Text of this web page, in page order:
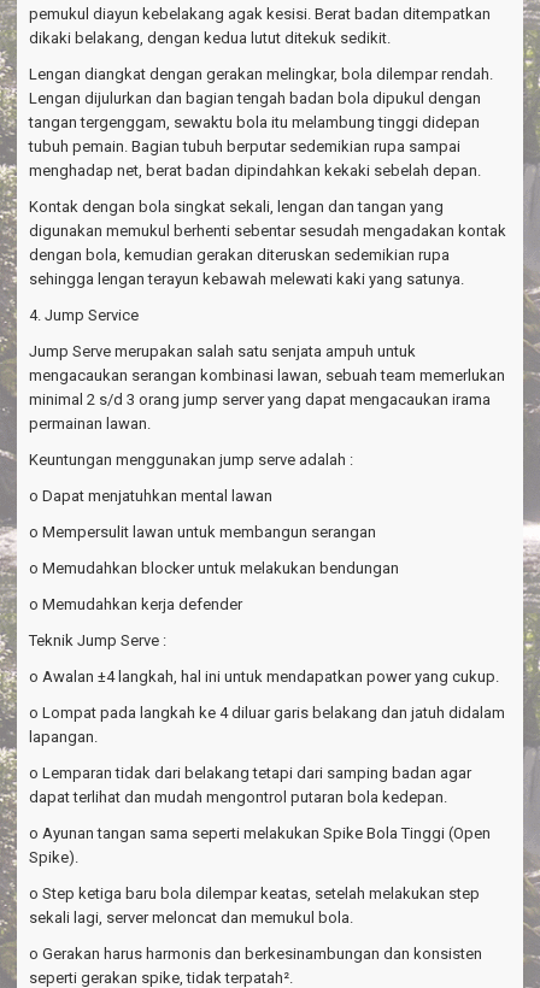
pemukul diayun kebelakang agak kesisi. Berat badan ditempatkan
dikaki belakang, dengan kedua lutut ditekuk sedikit.
Lengan diangkat dengan gerakan melingkar, bola dilempar rendah.
Lengan dijulurkan dan bagian tengah badan bola dipukul dengan
tangan tergenggam, sewaktu bola itu melambung tinggi didepan
tubuh pemain. Bagian tubuh berputar sedemikian rupa sampai
menghadap net, berat badan dipindahkan kekaki sebelah depan.
Kontak dengan bola singkat sekali, lengan dan tangan yang
digunakan memukul berhenti sebentar sesudah mengadakan kontak
dengan bola, kemudian gerakan diteruskan sedemikian rupa
sehingga lengan terayun kebawah melewati kaki yang satunya.
4. Jump Service
Jump Serve merupakan salah satu senjata ampuh untuk
mengacaukan serangan kombinasi lawan, sebuah team memerlukan
minimal 2 s/d 3 orang jump server yang dapat mengacaukan irama
permainan lawan.
Keuntungan menggunakan jump serve adalah :
o Dapat menjatuhkan mental lawan
o Mempersulit lawan untuk membangun serangan
o Memudahkan blocker untuk melakukan bendungan
o Memudahkan kerja defender
Teknik Jump Serve :
o Awalan ±4 langkah, hal ini untuk mendapatkan power yang cukup.
o Lompat pada langkah ke 4 diluar garis belakang dan jatuh didalam
lapangan.
o Lemparan tidak dari belakang tetapi dari samping badan agar
dapat terlihat dan mudah mengontrol putaran bola kedepan.
o Ayunan tangan sama seperti melakukan Spike Bola Tinggi (Open
Spike).
o Step ketiga baru bola dilempar keatas, setelah melakukan step
sekali lagi, server meloncat dan memukul bola.
o Gerakan harus harmonis dan berkesinambungan dan konsisten
seperti gerakan spike, tidak terpatah².